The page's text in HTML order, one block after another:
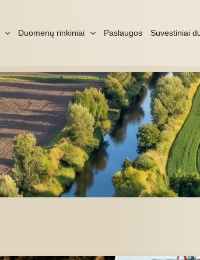
Duomenų rinkiniai Paslaugos Suvestiniai